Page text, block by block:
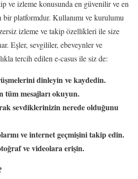
ve izleme konusunda en güvenilir ve en
bir platformdur. Kullanımı ve kurulumu
izleme ve takip özellikleri ile size
Eşler, sevgililer, ebeveynler ve
tercih edilen e-casus ile siz de:
dinleyin ve kaydedin.
tüm mesajları okuyun.
sevdiklerinizin nerede olduğunu
ve internet geçmişini takip edin.
ve videolara erişin.